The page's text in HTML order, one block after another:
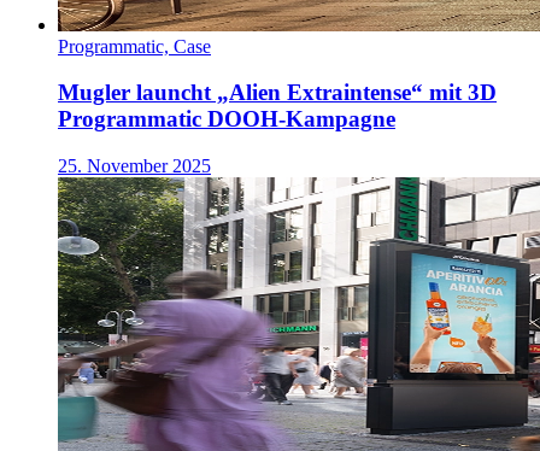
Programmatic, Case
Mugler launcht „Alien Extraintense“ mit 3D
Programmatic DOOH-Kampagne
25. November 2025